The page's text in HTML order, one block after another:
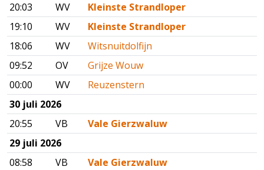
20:03
WV
Kleinste Strandloper
19:10
WV
Kleinste Strandloper
18:06
WV
Witsnuitdolfijn
09:52
OV
Grijze Wouw
00:00
WV
Reuzenstern
30 juli 2026
20:55
VB
Vale Gierzwaluw
29 juli 2026
08:58
VB
Vale Gierzwaluw